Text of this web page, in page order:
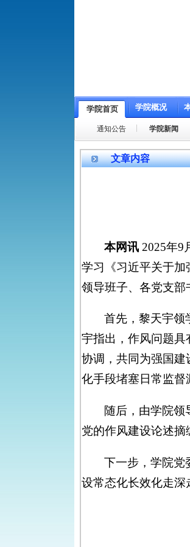
学院首页 学院概况
通知公告 学院新闻
文章内容
本网讯 2025年9
学习《习近平关于加
领导班子、各党支部
首先，黎天宇领
宇指出，作风问题
协调，共同为强国
化手段堵塞日常监督
随后，由学院
党的作风建设论述摘
下一步，学院党
设常态化长效化走深